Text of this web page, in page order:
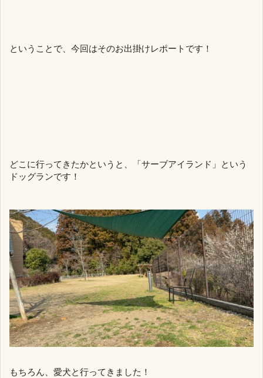
ということで、今回はそのお出掛けレポートです！
どこに行ってきたかというと、「サーブアイランド」という
ドッグランです！
もちろん、愛犬と行ってきました！